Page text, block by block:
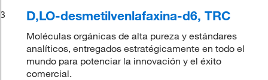
3 D,LO-desmetilvenlafaxina-d6, TRC
Moléculas orgánicas de alta pureza y estándares
analíticos, entregados estratégicamente en todo el
mundo para potenciar la innovación y el éxito
comercial.